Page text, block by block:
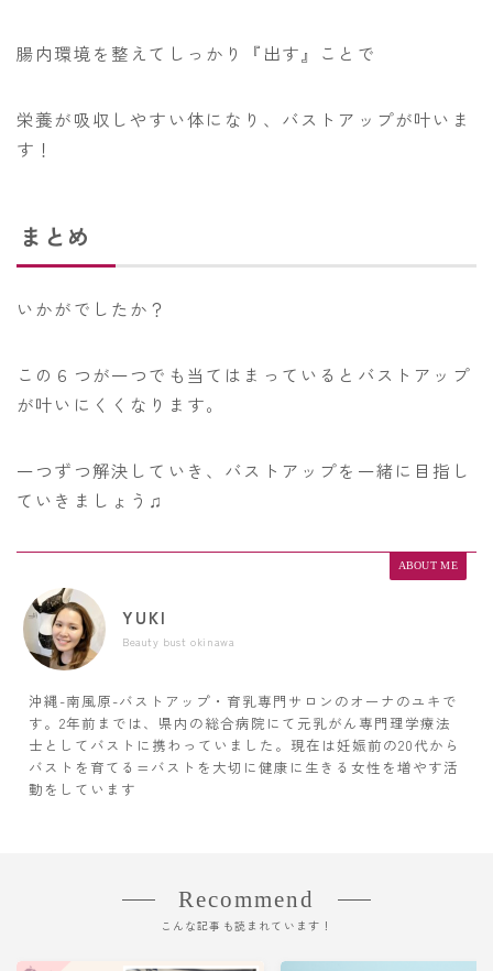
腸内環境を整えてしっかり『出す』ことで
栄養が吸収しやすい体になり、バストアップが叶いま
す！
まとめ
いかがでしたか？
この６つが一つでも当てはまっているとバストアップ
が叶いにくくなります。
一つずつ解決していき、バストアップを一緒に目指し
ていきましょう♫
ABOUT ME
YUKI
Beauty bust okinawa
沖縄-南風原-バストアップ・育乳専門サロンのオーナのユキで
す。2年前までは、県内の総合病院にて元乳がん専門理学療法
士としてバストに携わっていました。現在は妊娠前の20代から
バストを育てる=バストを大切に健康に生きる女性を増やす活
動をしています
Recommend
こんな記事も読まれています！